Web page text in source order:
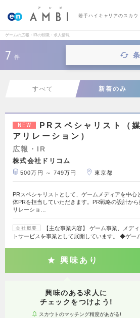
若手ハイキャリアのスカウ
ゲームの広報・IRの転職・求人情報
7 件
すべて 新着のみ
NEW
PRスペシャリスト（
アリレーション）
広報・IR
株式会社ドリコム
500万円 ～ 749万円 東京都
PRスペシャリストとして、ゲームメディアを中心
体PRを担当していただきます。PR戦略の設計か
リレーショ…
会社概要
【主な事業内容】 ゲーム事業、メデ
トサービスを事業として展開しています。 ◆ゲー
興味あり
興味のある求人に
チェックをつけよう!
スカウトのマッチング精度があがる!